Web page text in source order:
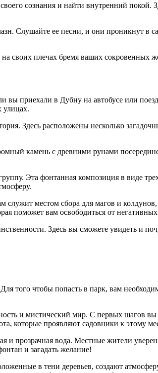
сознания и найти внутренний покой.
Слушайте ее песни, и они проникнут в
своих плечах бремя ваших сокровенных
вы приехали в Дубну на автобусе или
улицах.
Здесь расположены несколько
камень с древними рунами
Эта фонтанная композиция в виде
местом сбора для магов и
поможет вам освободиться от
Здесь вы сможете увидеть и
того чтобы попасть в парк, вам
и мистический мир. С первых шагов вы
которые проявляют садовники к этому
и прозрачная вода. Местные жители
и загадать желание!
в тени деревьев, создают